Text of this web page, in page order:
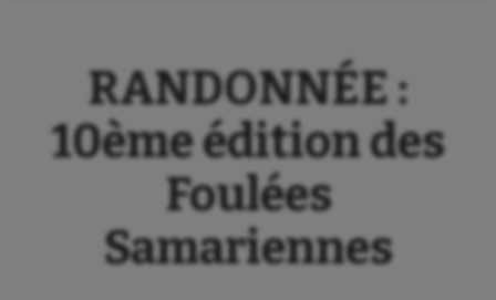
RANDONNÉE :
10ème édition des
Foulées
Samariennes